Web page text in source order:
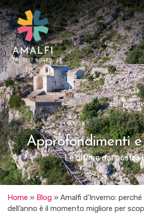
Approfondimenti
Le ultime dal nostro
Home » Blog » Amalfi d’Inverno:
dell’anno è il momento migliore per